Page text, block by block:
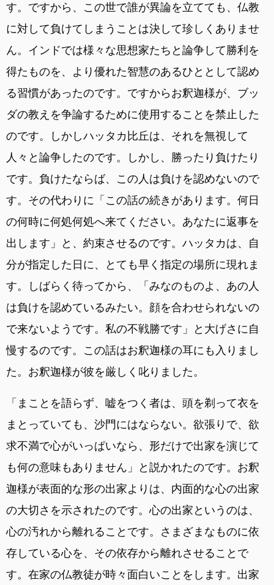
す。ですから、この世で誰が異論を立てても、仏教
に対して負けてしまうことは決して珍しくありませ
ん。インドでは様々な思想家たちと論争して勝利を
得たものを、より優れた智慧のあるひととして認め
る習慣があったのです。ですからお釈迦様が、ブッ
ダの教えを争論するために使用することを禁止した
のです。しかしハッタカ比丘は、それを無視して
人々と論争したのです。しかし、勝ったり負けたり
です。負けたならば、この人は負けを認めないので
す。その代わりに「この話の続きがあります。何日
の何時に何処何処へ来てください。あなたに返事を
出します」と、約束させるのです。ハッタカは、自
分が指定した日に、とても早く指定の場所に現れま
す。しばらく待ってから、「みなのものよ、あの人
は負けを認めているみたい。顔を合わせられないの
で来ないようです。私の不戦勝です」と大げさに自
慢するのです。この話はお釈迦様の耳にも入りまし
た。お釈迦様が彼を厳しく叱りました。
「まことを語らず、嘘をつく者は、頭を剃って衣を
まとっていても、沙門にはならない。欲張りで、欲
求不満で心がいっぱいなら、形だけで出家を演じて
も何の意味もありません」と説かれたのです。お釈
迦様が表面的な形の出家よりは、内面的な心の出家
の大切さを示されたのです。心の出家というのは、
心の汚れから離れることです。さまざまなものに依
存している心を、その依存から離れさせることで
す。在家の仏教徒が時々面白いことをします。出家